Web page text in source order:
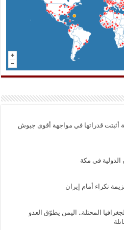
أثبتت قدراتها في مواجهة أقوى جيوش
نكراء أمام إيران
المحتلة.. اليمن يطوّق العدو